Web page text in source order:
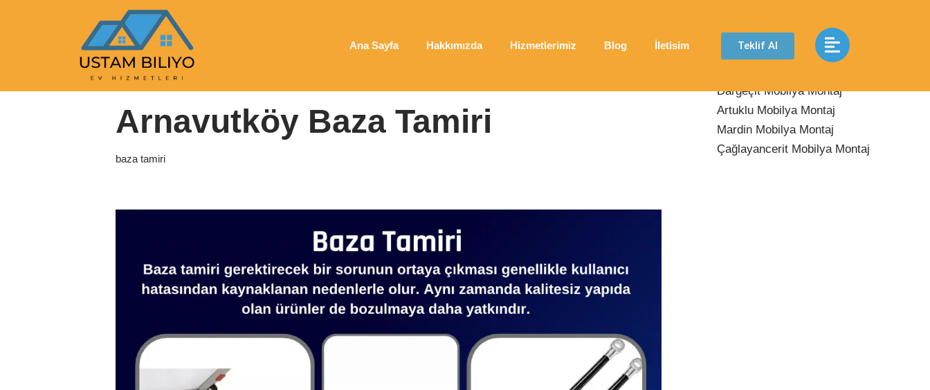
Ana Sayfa Hakkımızda Hizmetlerimiz Blog İletisim Teklif Al
Anasayfa |baza tamiri
Arnavutköy Baza Tamiri
baza tamiri
Son Yazılar
Dargeçit Mobilya Montaj
Artuklu Mobilya Montaj
Mardin Mobilya Montaj
Çağlayancerit Mobilya Montaj